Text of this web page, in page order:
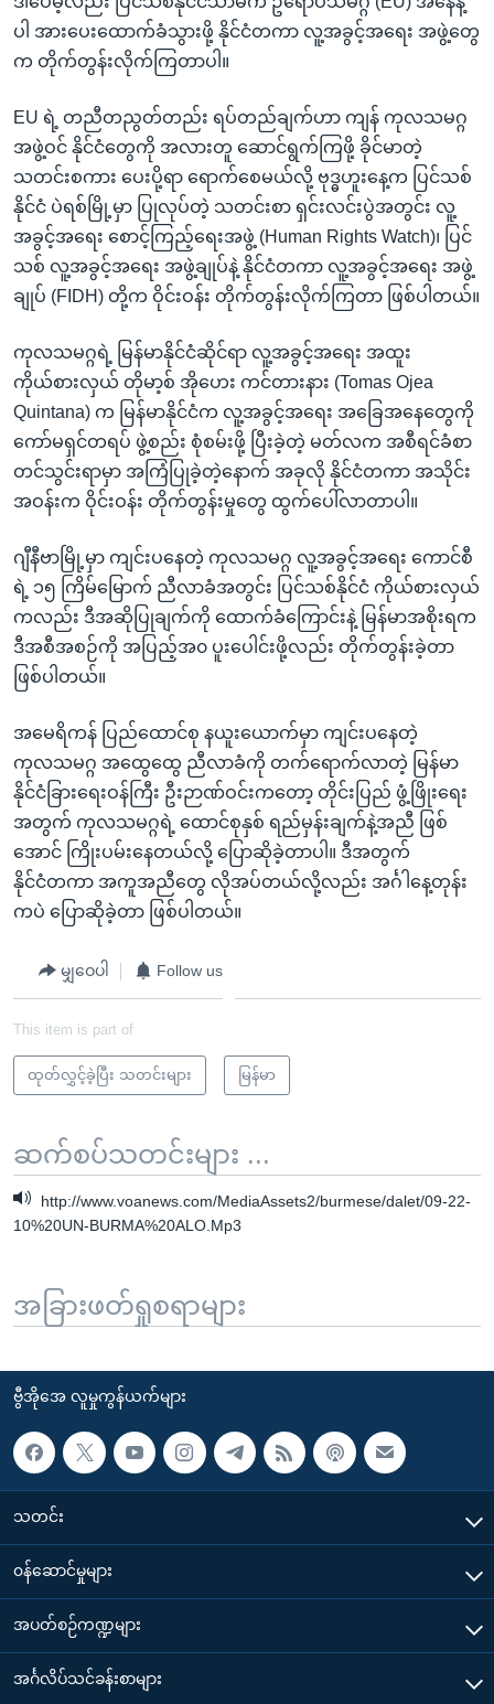
သို့
ကျော်
ပါ အားပေးထောက်ခံသွားဖို့ နိုင်ငံတကာ လူ့အခွင့်အရေး အဖွဲ့တွေ
က တိုက်တွန်းလိုက်ကြတာပါ။
EU ရဲ့ တညီတညွတ်တည်း ရပ်တည်ချက်ဟာ ကျန် ကုလသမဂ္ဂ
အဖွဲ့ဝင် နိုင်ငံတွေကို အလားတူ ဆောင်ရွက်ကြဖို့ ခိုင်မာတဲ့
သတင်းစကား ပေးပို့ရာ ရောက်စေမယ်လို့ ဗုဒ္ဓဟူးနေ့က ပြင်သစ်
နိုင်ငံ ပဲရစ်မြို့မှာ ပြုလုပ်တဲ့ သတင်းစာ ရှင်းလင်းပွဲအတွင်း လူ့
အခွင့်အရေး စောင့်ကြည့်ရေးအဖွဲ့ (Human Rights Watch)၊ ပြင်
သစ် လူ့အခွင့်အရေး အဖွဲ့ချုပ်နဲ့ နိုင်ငံတကာ လူ့အခွင့်အရေး အဖွဲ့
ချုပ် (FIDH) တို့က ဝိုင်းဝန်း တိုက်တွန်းလိုက်ကြတာ ဖြစ်ပါတယ်။
ကုလသမဂ္ဂရဲ့ မြန်မာနိုင်ငံဆိုင်ရာ လူ့အခွင့်အရေး အထူး
ကိုယ်စားလှယ် တိုမာ့စ် အိုဟေး ကင်တားနား (Tomas Ojea
Quintana) က မြန်မာနိုင်ငံက လူ့အခွင့်အရေး အခြေအနေတွေကို
ကော်မရှင်တရပ် ဖွဲ့စည်း စုံစမ်းဖို့ ပြီးခဲ့တဲ့ မတ်လက အစီရင်ခံစာ
တင်သွင်းရာမှာ အကြံပြုခဲ့တဲ့နောက် အခုလို နိုင်ငံတကာ အသိုင်း
အဝန်းက ဝိုင်းဝန်း တိုက်တွန်းမှုတွေ ထွက်ပေါ်လာတာပါ။
ဂျီနီဗာမြို့မှာ ကျင်းပနေတဲ့ ကုလသမဂ္ဂ လူ့အခွင့်အရေး ကောင်စီ
ရဲ့ ၁၅ ကြိမ်မြောက် ညီလာခံအတွင်း ပြင်သစ်နိုင်ငံ ကိုယ်စားလှယ်
ကလည်း ဒီအဆိုပြုချက်ကို ထောက်ခံကြောင်းနဲ့ မြန်မာအစိုးရက
ဒီအစီအစဉ်ကို အပြည့်အ၀ ပူးပေါင်းဖို့လည်း တိုက်တွန်းခဲ့တာ
ဖြစ်ပါတယ်။
အမေရိကန် ပြည်ထောင်စု နယူးယောက်မှာ ကျင်းပနေတဲ့
ကုလသမဂ္ဂ အထွေထွေ ညီလာခံကို တက်ရောက်လာတဲ့ မြန်မာ
နိုင်ငံခြားရေးဝန်ကြီး ဦးဉာဏ်ဝင်းကတော့ တိုင်းပြည် ဖွံ့ဖြိုးရေး
အတွက် ကုလသမဂ္ဂရဲ့ ထောင်စုနှစ် ရည်မှန်းချက်နဲ့အညီ ဖြစ်
အောင် ကြိုးပမ်းနေတယ်လို့ ပြောဆိုခဲ့တာပါ။ ဒီအတွက်
နိုင်ငံတကာ အကူအညီတွေ လိုအပ်တယ်လို့လည်း အင်္ဂါနေ့တုန်း
ကပဲ ပြောဆိုခဲ့တာ ဖြစ်ပါတယ်။
မျှဝေပါ Follow us
This item is part of
ထုတ်လွှင့်ခဲ့ပြီး သတင်းများ မြန်မာ
ဆက်စပ်သတင်းများ ...
http://www.voanews.com/MediaAssets2/burmese/dalet/09-22-
10%20UN-BURMA%20ALO.Mp3
အခြားဖတ်ရှုစရာများ
ဗွီအိုအေ လူမှုကွန်ယက်များ
သတင်း
၀န်ဆောင်မှုများ
အပတ်စဉ်ကဏ္ဍများ
အင်္ဂလိပ်သင်ခန်းစာများ